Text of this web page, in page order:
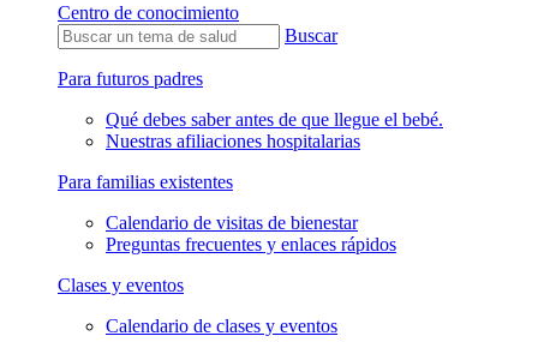
Centro de conocimiento
Buscar
Para futuros padres
Qué debes saber antes de que llegue el bebé.
Nuestras afiliaciones hospitalarias
Para familias existentes
Calendario de visitas de bienestar
Preguntas frecuentes y enlaces rápidos
Clases y eventos
Calendario de clases y eventos